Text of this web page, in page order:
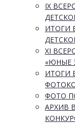
IX
ИТОГИ
XI
«ЮНЫЕ
ИТОГИ
ФОТО
АРХИВ